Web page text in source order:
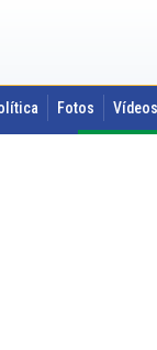
Fotos Vídeos